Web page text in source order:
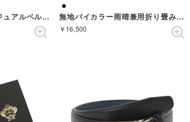
33mm幅 ドレス＆カジュアルベルト （DARKBROWN） 無地バイカラー雨晴兼用折り畳み傘 （BLACK/RED）
￥16,500